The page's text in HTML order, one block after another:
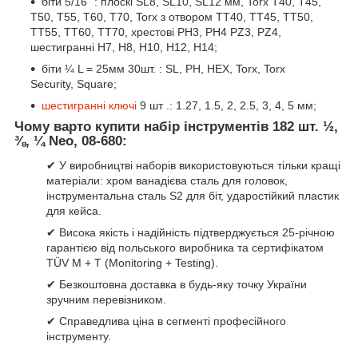
T50, T55, T60, T70, Torx з отвором TT40, TT45, TT50,
TT55, TT60, TT70, хрестові PH3, PH4 PZ3, PZ4,
шестигранні H7, H8, H10, H12, H14;
біти ¼ L = 25мм 30шт. : SL, PH, HEX, Torx, Torx
Security, Square;
шестигранні ключі 9 шт .: 1.27, 1.5, 2, 2.5, 3, 4, 5 мм;
Чому варто купити набір інструментів 182 шт. ½,
⅜, ¼ Neo, 08-680:
✔ У виробництві наборів використовуються тільки кращі
матеріали: хром ванадієва сталь для головок,
інструментальна сталь S2 для біт, ударостійкий пластик
для кейса.
✔ Висока якість і надійність підтверджується 25-річною
гарантією від польського виробника та сертифікатом
TÜV M + T (Monitoring + Testing).
✔ Безкоштовна доставка в будь-яку точку України
зручним перевізником.
✔ Справедлива ціна в сегменті професійного
інструменту.